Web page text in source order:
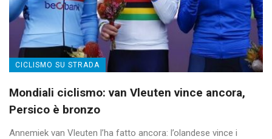
CICLISMO SU STRADA
Mondiali ciclismo: van Vleuten vince ancora,
Persico è bronzo
Annemiek van Vleuten l’ha fatto ancora: l’olandese vince i